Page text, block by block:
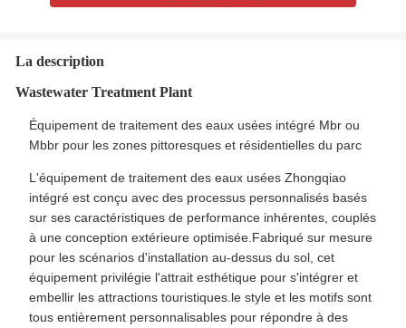
La description
Wastewater Treatment Plant
Équipement de traitement des eaux usées intégré Mbr ou
Mbbr pour les zones pittoresques et résidentielles du parc
L'équipement de traitement des eaux usées Zhongqiao
intégré est conçu avec des processus personnalisés basés
sur ses caractéristiques de performance inhérentes, couplés
à une conception extérieure optimisée.Fabriqué sur mesure
pour les scénarios d'installation au-dessus du sol, cet
équipement privilégie l'attrait esthétique pour s'intégrer et
embellir les attractions touristiques.le style et les motifs sont
tous entièrement personnalisables pour répondre à des